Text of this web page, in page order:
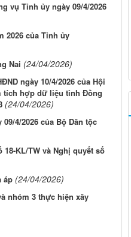
vụ Tỉnh ủy ngày 09/4/2026
2026 của Tỉnh ủy
Nai (24/04/2026)
ngày 10/4/2026 của Hội
tích hợp dữ liệu tỉnh Đồng
(24/04/2026)
4/2026 của Bộ Dân tộc
KL/TW và Nghị quyết số
áp (24/04/2026)
nhóm 3 thực hiện xây